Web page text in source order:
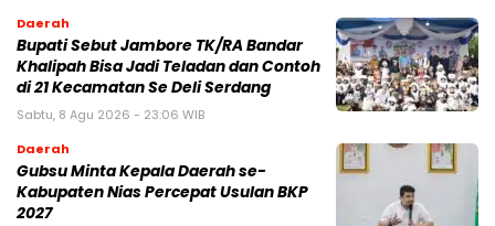
Daerah
Bupati Sebut Jambore TK/RA Bandar
Khalipah Bisa Jadi Teladan dan Contoh
di 21 Kecamatan Se Deli Serdang
Sabtu, 8 Agu 2026 - 23:06 WIB
Daerah
Gubsu Minta Kepala Daerah se-
Kabupaten Nias Percepat Usulan BKP
2027